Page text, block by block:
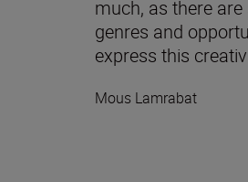
much, as there
genres and
express this
Mous Lamrabat